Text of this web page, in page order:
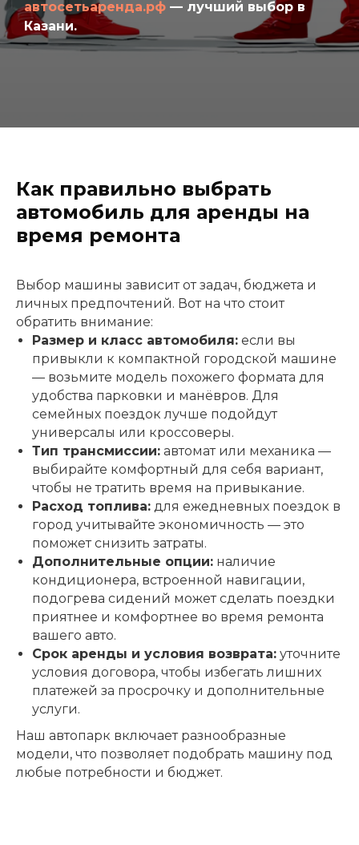
автосетьаренда.рф — лучший выбор в
Казани.
Как правильно выбрать
автомобиль для аренды на
время ремонта
Выбор машины зависит от задач, бюджета и
личных предпочтений. Вот на что стоит
обратить внимание:
Размер и класс автомобиля: если вы
привыкли к компактной городской машине
— возьмите модель похожего формата для
удобства парковки и манёвров. Для
семейных поездок лучше подойдут
универсалы или кроссоверы.
Тип трансмиссии: автомат или механика —
выбирайте комфортный для себя вариант,
чтобы не тратить время на привыкание.
Расход топлива: для ежедневных поездок в
город учитывайте экономичность — это
поможет снизить затраты.
Дополнительные опции: наличие
кондиционера, встроенной навигации,
подогрева сидений может сделать поездки
приятнее и комфортнее во время ремонта
вашего авто.
Срок аренды и условия возврата: уточните
условия договора, чтобы избегать лишних
платежей за просрочку и дополнительные
услуги.
Наш автопарк включает разнообразные
модели, что позволяет подобрать машину под
любые потребности и бюджет.